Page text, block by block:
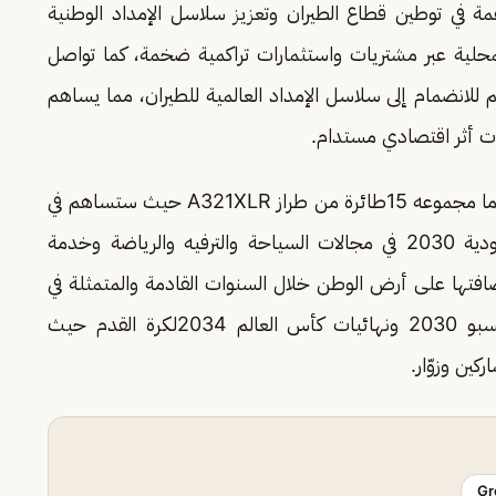
في توطين قطاع الطيران وتعزيز سلاسل الإمداد الوطنية
عبر مشتريات واستثمارات تراكمية ضخمة، كما تواصل
إلى سلاسل الإمداد العالمية للطيران، مما يساهم
أثر اقتصادي مستدام.
ومن المقرر أن تتسلم "السعودية" حتى عام 2027 ما مجموعه 15طائرة من طراز A321XLR حيث ستساهم في
تمكين المستهدفات الوطنية المرتبطة برؤية السعودية 2030 في مجالات السياحة والترفيه والرياضة وخدمة
على أرض الوطن خلال السنوات القادمة والمتمثلة في
نهائيات كأس آسيا 2027لكرة القدم ومعرض إكسبو 2030 ونهائيات كأس العالم 2034لكرة القدم حيث
وزوّار.